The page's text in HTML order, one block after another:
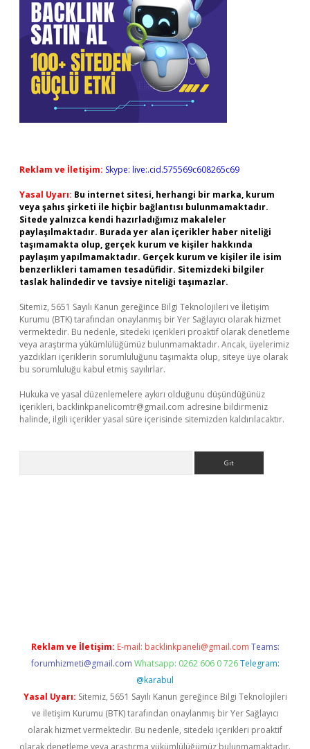
Reklam ve İletişim: Skype: live:.cid.575569c608265c69
Yasal Uyarı: Bu internet sitesi, herhangi bir marka, kurum
veya şahıs şirketi ile hiçbir bağlantısı bulunmamaktadır.
Sitede yalnızca kendi hazırladığımız makaleler
paylaşılmaktadır. Burada yer alan içerikler haber niteliği
taşımamakta olup, gerçek kurum ve kişiler hakkında
paylaşım yapılmamaktadır. Gerçek kurum ve kişiler ile isim
benzerlikleri tamamen tesadüfidir. Sitemizdeki bilgiler
taslak halindedir ve tavsiye niteliği taşımazlar.
Sitemiz, 5651 Sayılı Kanun gereğince Bilgi Teknolojileri ve İletişim
Kurumu (BTK) tarafından onaylanmış bir Yer Sağlayıcı olarak hizmet
vermektedir. Bu nedenle, sitedeki içerikleri proaktif olarak denetleme
veya araştırma yükümlülüğümüz bulunmamaktadır. Ancak, üyelerimiz
yazdıkları içeriklerin sorumluluğunu taşımakta olup, siteye üye olarak
bu sorumluluğu kabul etmiş sayılırlar.
Hukuka ve yasal düzenlemelere aykırı olduğunu düşündüğünüz
içerikleri, backlinkpanelicomtr@gmail.com adresine bildirmeniz
halinde, ilgili içerikler yasal süre içerisinde sitemizden kaldırılacaktır.
Reklam ve İletişim: E-mail: backlinkpaneli@gmail.com Teams:
forumhizmeti@gmail.com Whatsapp: 0262 606 0 726 Telegram:
@karabul
Yasal Uyarı: Sitemiz, 5651 Sayılı Kanun gereğince Bilgi Teknolojileri
ve İletişim Kurumu (BTK) tarafından onaylanmış bir Yer Sağlayıcı
olarak hizmet vermektedir. Bu nedenle, sitedeki içerikleri proaktif
olarak denetleme veya araştırma yükümlülüğümüz bulunmamaktadır.